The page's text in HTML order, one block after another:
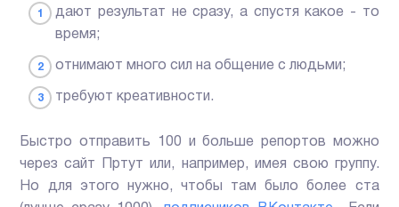
дают результат не сразу, а спустя какое - то
время;
отнимают много сил на общение с людьми;
требуют креативности.
Быстро отправить 100 и больше репортов можно
через сайт Пртут или, например, имея свою группу.
Но для этого нужно, чтобы там было более ста